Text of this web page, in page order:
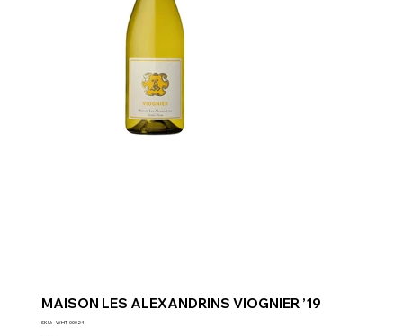
MAISON LES ALEXANDRINS VIOGNIER ’19
SKU: SKU
WHT-00024